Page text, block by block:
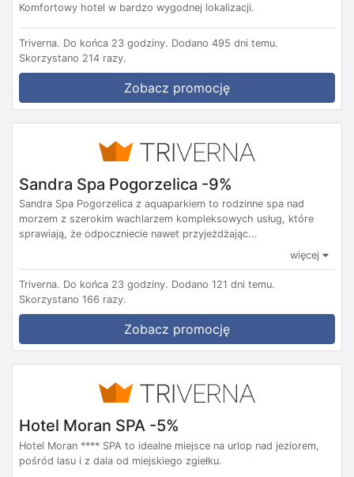
Komfortowy hotel w bardzo wygodnej lokalizacji.
Triverna. Do końca 23 godziny. Dodano 495 dni temu.
Skorzystano 214 razy.
Zobacz promocję
Sandra Spa Pogorzelica -9%
Sandra Spa Pogorzelica z aquaparkiem to rodzinne spa nad
morzem z szerokim wachlarzem kompleksowych usług, które
sprawiają, że odpoczniecie nawet przyjeżdżając...
więcej
Triverna. Do końca 23 godziny. Dodano 121 dni temu.
Skorzystano 166 razy.
Zobacz promocję
Hotel Moran SPA -5%
Hotel Moran **** SPA to idealne miejsce na urlop nad jeziorem,
pośród lasu i z dala od miejskiego zgiełku.